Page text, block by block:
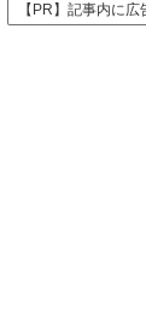
【PR】記事内に